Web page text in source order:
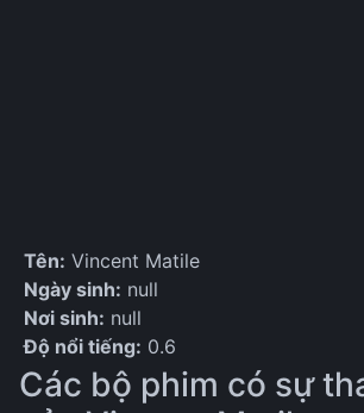
Tên: Vincent Matile
Ngày sinh: null
Nơi sinh: null
Độ nổi tiếng: 0.6
Các bộ phim có sự